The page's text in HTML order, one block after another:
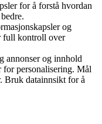
for å forstå hvordan
og
full kontroll over
annonser og innhold
for personalisering. Mål
Bruk datainnsikt for å